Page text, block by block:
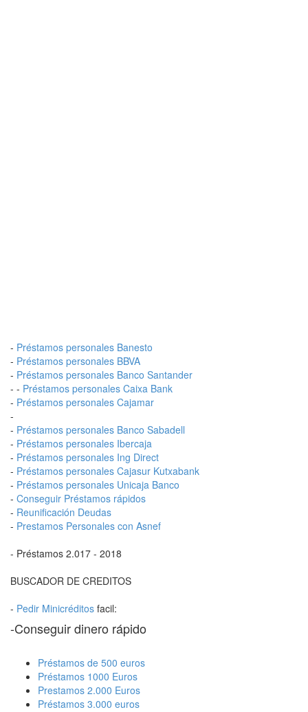
- Préstamos personales Banesto
- Préstamos personales BBVA
- Préstamos personales Banco Santander
- - Préstamos personales Caixa Bank
- Préstamos personales Cajamar
-
- Préstamos personales Banco Sabadell
- Préstamos personales Ibercaja
- Préstamos personales Ing Direct
- Préstamos personales Cajasur Kutxabank
- Préstamos personales Unicaja Banco
- Conseguir Préstamos rápidos
- Reunificación Deudas
- Prestamos Personales con Asnef
- Préstamos 2.017 - 2018
BUSCADOR DE CREDITOS
- Pedir Minicréditos facil:
-Conseguir dinero rápido
Préstamos de 500 euros
Préstamos 1000 Euros
Prestamos 2.000 Euros
Préstamos 3.000 euros